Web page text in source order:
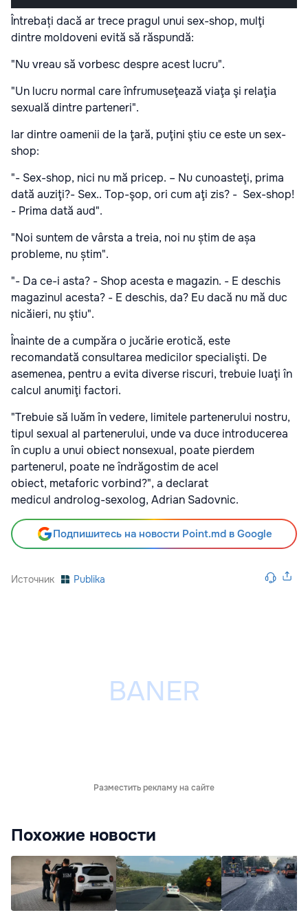
Întrebați dacă ar trece pragul unui sex-shop, mulţi
dintre moldoveni evită să răspundă:
"Nu vreau să vorbesc despre acest lucru".
"Un lucru normal care înfrumuseţează viaţa şi relaţia
sexuală dintre parteneri".
Iar dintre oamenii de la ţară, puţini ştiu ce este un sex-
shop:
"- Sex-shop, nici nu mă pricep. – Nu cunoasteţi, prima
dată auziţi?- Sex.. Top-şop, ori cum aţi zis? - Sex-shop!
- Prima dată aud".
"Noi suntem de vârsta a treia, noi nu știm de așa
probleme, nu știm".
"- Da ce-i asta? - Shop acesta e magazin. - E deschis
magazinul acesta? - E deschis, da? Eu dacă nu mă duc
nicăieri, nu ştiu".
Înainte de a cumpăra o jucărie erotică, este
recomandată consultarea medicilor specialişti. De
asemenea, pentru a evita diverse riscuri, trebuie luaţi în
calcul anumiţi factori.
"Trebuie să luăm în vedere, limitele partenerului nostru,
tipul sexual al partenerului, unde va duce introducerea
în cuplu a unui obiect nonsexual, poate pierdem
partenerul, poate ne îndrăgostim de acel
obiect, metaforic vorbind?", a declarat
medicul androlog-sexolog, Adrian Sadovnic.
Подпишитесь на новости Point.md в Google
Источник Publika
Разместить рекламу на сайте
Похожие новости